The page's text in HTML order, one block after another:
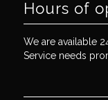
Hours of
We are available
Service needs